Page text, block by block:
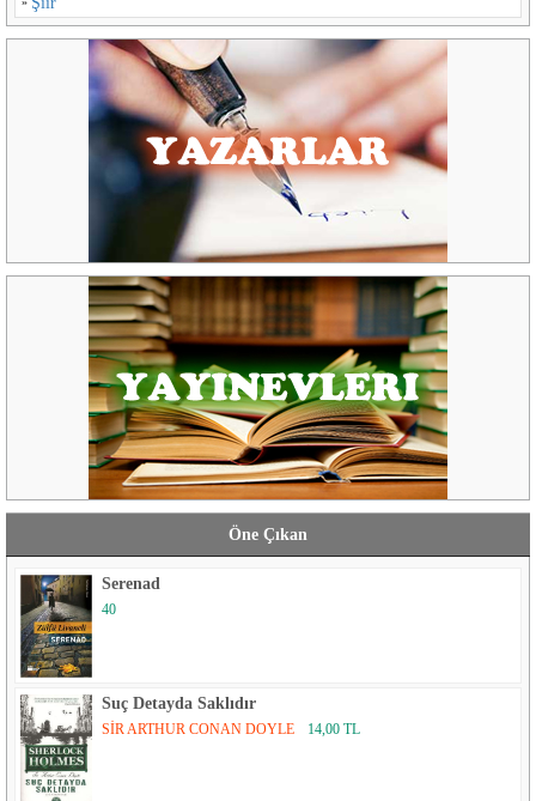
Öne Çıkan
Serenad
40
Suç Detayda Saklıdır
SİR ARTHUR CONAN DOYLE 14,00 TL